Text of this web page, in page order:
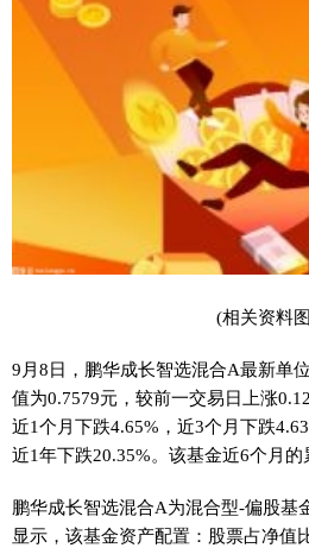
(相关资料
9月8日，鹏华成长智选混合A最新单
值为0.7579元，较前一交易日上涨
近1个月下跌4.65%，近3个月下跌
近1年下跌20.35%。该基金近6个月的
鹏华成长智选混合A为混合型-偏股基
显示，该基金资产配置：股票占净值